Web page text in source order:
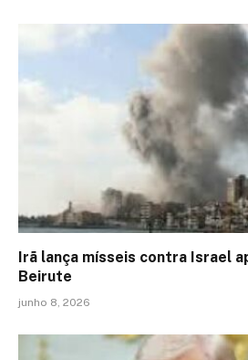
Irã lança mísseis contra Israel
Beirute
junho 8, 2026